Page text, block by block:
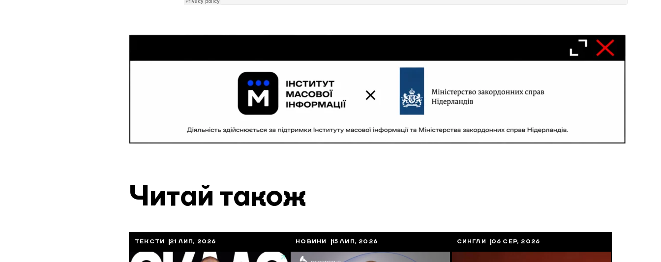
Читай також
ТЕКСТИ 21 ЛИП, 2026 НОВИНИ 15 ЛИП, 2026 СИНГЛИ 06 СЕР, 2026